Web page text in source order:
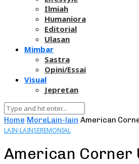
Ilmiah
Humaniora
Editorial
Ulasan
Mimbar
Sastra
Opini/Essai
Visual
Jepretan
Home MoreLain-lain American
LAIN-LAINSEREMONIAL
American Corner